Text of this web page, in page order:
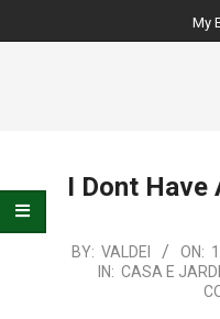
E
My
I Dont Have
2018-
BY: VALDEI ON:
IN: CASA E